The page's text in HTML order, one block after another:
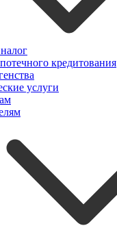
кредитования
услуги